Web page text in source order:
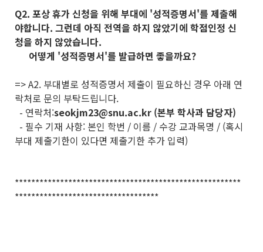
Q2. 포상 휴가 신청을 위해 부대에 '성적증명서'를 제출해
야합니다. 그런데 아직 전역을 하지 않았기에 학점인정 신
청을 하지 않았습니다.
어떻게 '성적증명서'를 발급하면 좋을까요?
=> A2. 부대별로 성적증명서 제출이 필요하신 경우 아래 연
락처로 문의 부탁드립니다.
- 연락처:seokjm23@snu.ac.kr (본부 학사과 담당자)
- 필수 기재 사항: 본인 학번 / 이름 / 수강 교과목명 / (혹시
부대 제출기한이 있다면 제출기한 추가 입력)
*******************************************************
***********************************